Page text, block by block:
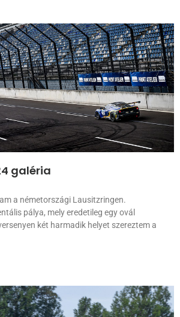
galéria
a németországi Lausitzringen.
pálya, mely eredetileg egy ovál
két harmadik helyet szereztem a